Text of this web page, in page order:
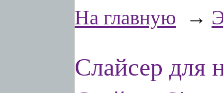
На главную →
Слайсер для